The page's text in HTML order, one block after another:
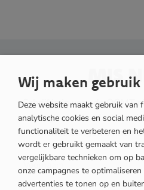
MIS
Schrijf je in voor de OOMT
hoogte van het laatste
ontwikkelingen binnen
Wij maken
Deze website maakt gebruik van
analytische cookies en social
functionaliteit te verbeteren en
wordt er gebruikt gemaakt van
vergelijkbare technieken om op
onze campagnes te
advertenties te tonen op en